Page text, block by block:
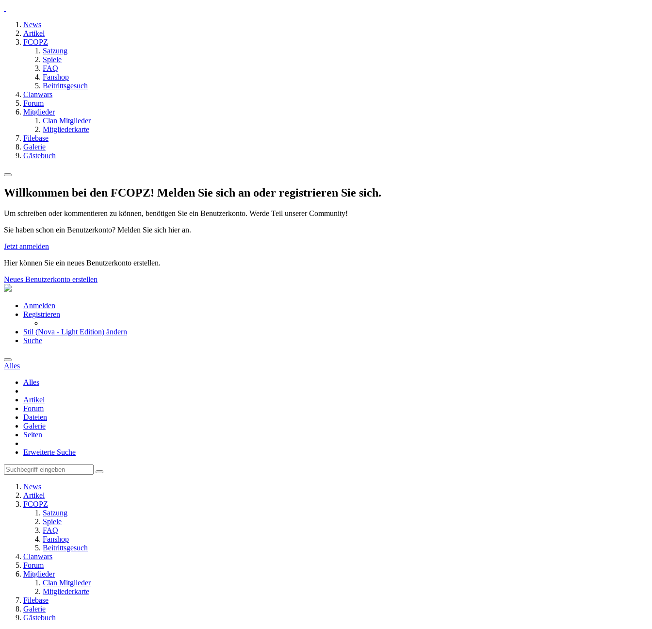
News
Artikel
FCOPZ
Satzung
Spiele
FAQ
Fanshop
Beitrittsgesuch
Clanwars
Forum
Mitglieder
Clan Mitglieder
Mitgliederkarte
Filebase
Galerie
Gästebuch
Willkommen bei den FCOPZ! Melden Sie sich an oder registrieren Sie sich.
Um schreiben oder kommentieren zu können, benötigen Sie ein Benutzerkonto. Werde Teil unserer Community!
Sie haben schon ein Benutzerkonto? Melden Sie sich hier an.
Jetzt anmelden
Hier können Sie ein neues Benutzerkonto erstellen.
Neues Benutzerkonto erstellen
Anmelden
Registrieren
Stil (Nova - Light Edition) ändern
Suche
Alles
Alles
Artikel
Forum
Dateien
Galerie
Seiten
Erweiterte Suche
News
Artikel
FCOPZ
Satzung
Spiele
FAQ
Fanshop
Beitrittsgesuch
Clanwars
Forum
Mitglieder
Clan Mitglieder
Mitgliederkarte
Filebase
Galerie
Gästebuch